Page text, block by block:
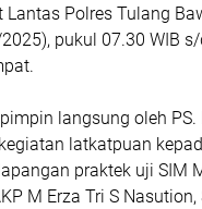
Polres Tulang
pukul 07.30 WIB
langsung oleh
latkatpuan
praktek uji SIM
M Erza Tri S Nasution,